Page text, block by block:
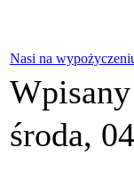
Nasi na
środa,